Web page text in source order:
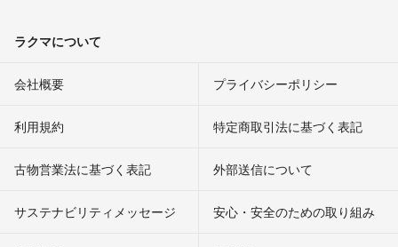
ラクマについて
会社概要 プライバシーポリシー
利用規約 特定商取引法に基づく表記
古物営業法に基づく表記 外部送信について
サステナビリティメッセージ 安心・安全のための取り組み